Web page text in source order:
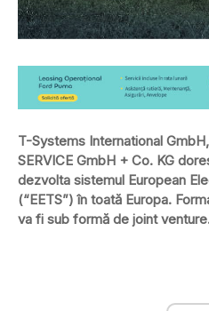
T-Systems International
SERVICE GmbH + Co. KG
dezvolta sistemul European
(“EETS”) în toată Europa.
va fi sub formă de joint